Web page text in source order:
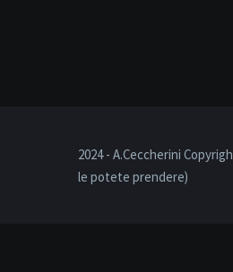
2024 - A.Ceccherini
le potete prendere)